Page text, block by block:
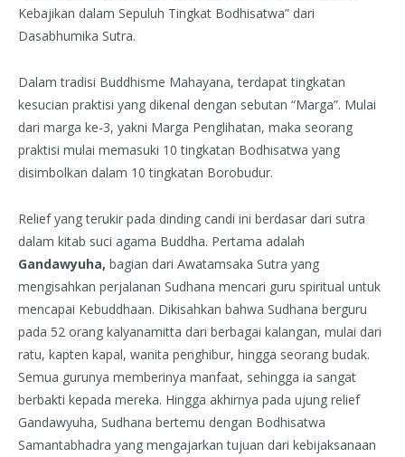
Kebajikan dalam Sepuluh Tingkat Bodhisatwa” dari
Dasabhumika Sutra.
Dalam tradisi Buddhisme Mahayana, terdapat tingkatan
kesucian praktisi yang dikenal dengan sebutan “Marga”. Mulai
dari marga ke-3, yakni Marga Penglihatan, maka seorang
praktisi mulai memasuki 10 tingkatan Bodhisatwa yang
disimbolkan dalam 10 tingkatan Borobudur.
Relief yang terukir pada dinding candi ini berdasar dari sutra
dalam kitab suci agama Buddha. Pertama adalah
Gandawyuha, bagian dari Awatamsaka Sutra yang
mengisahkan perjalanan Sudhana mencari guru spiritual untuk
mencapai Kebuddhaan. Dikisahkan bahwa Sudhana berguru
pada 52 orang kalyanamitta dari berbagai kalangan, mulai dari
ratu, kapten kapal, wanita penghibur, hingga seorang budak.
Semua gurunya memberinya manfaat, sehingga ia sangat
berbakti kepada mereka. Hingga akhirnya pada ujung relief
Gandawyuha, Sudhana bertemu dengan Bodhisatwa
Samantabhadra yang mengajarkan tujuan dari kebijaksanaan